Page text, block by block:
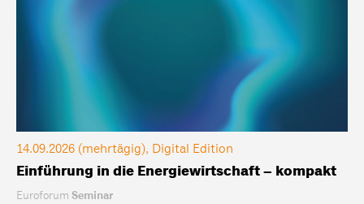
14.09.2026 (mehrtägig), Digital Edition
Einführung in die Energiewirtschaft – kompakt
Euroforum Seminar